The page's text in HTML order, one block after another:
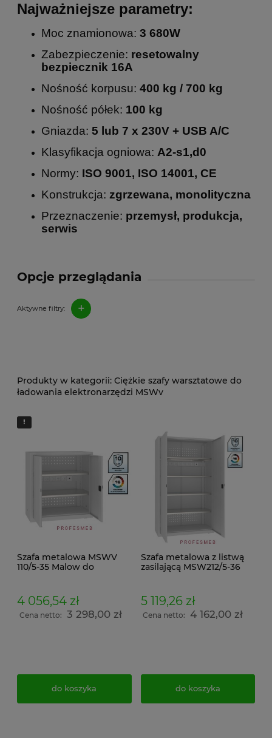
Opcje przeglądania
Aktywne filtry: +
Najważniejsze parametry:
Moc znamionowa: 3 680W
Zabezpieczenie: resetowalny
bezpiecznik 16A
Nośność korpusu: 400 kg / 700 kg
Nośność półek: 100 kg
Gniazda: 5 lub 7 x 230V + USB A/C
Klasyfikacja ogniowa: A2-s1,d0
Normy: ISO 9001, ISO 14001, CE
Konstrukcja: zgrzewana, monolityczna
Przeznaczenie: przemysł, produkcja,
serwis
Ciężkie szafy warsztatowe do
ładowania elektronarzędzi MSWv
Szafa metalowa MSWV
110/5-35 Malow do
listwą zasilającą 5
gniazdek 104x100x50cm
4 056,54 zł
Cena netto: 3 298,00 zł
do koszyka
Szafa metalowa z listwą
zasilającą MSW212/5-36
gniazdek 4 półki udźwig
700kg 199x120x50cm
5 119,26 zł
Cena netto: 4 162,00 zł
do koszyka